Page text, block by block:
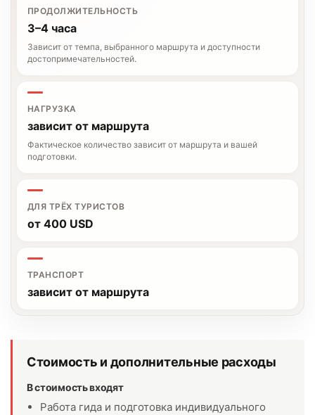
ПРОДОЛЖИТЕЛЬНОСТЬ
3–4 часа
Зависит от темпа, выбранного маршрута и доступности
достопримечательностей.
НАГРУЗКА
зависит от маршрута
Фактическое количество зависит от маршрута и вашей
подготовки.
ДЛЯ ТРЁХ ТУРИСТОВ
от 400 USD
ТРАНСПОРТ
зависит от маршрута
Стоимость и дополнительные расходы
В стоимость входят
Работа гида и подготовка индивидуального